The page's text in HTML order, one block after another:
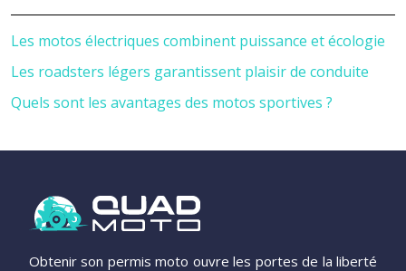
Les motos électriques combinent puissance et écologie
Les roadsters légers garantissent plaisir de conduite
Quels sont les avantages des motos sportives ?
Obtenir son permis moto ouvre les portes de la liberté